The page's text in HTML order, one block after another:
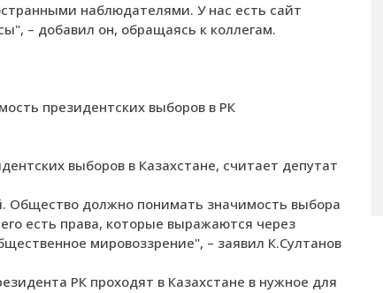
наблюдателями. У нас есть сайт
– добавил он, обращаясь к коллегам.
президентских выборов в РК
выборов в Казахстане, считает депутат
Общество должно понимать значимость выбора
есть права, которые выражаются через
мировоззрение", – заявил К.Султанов
РК проходят в Казахстане в нужное для